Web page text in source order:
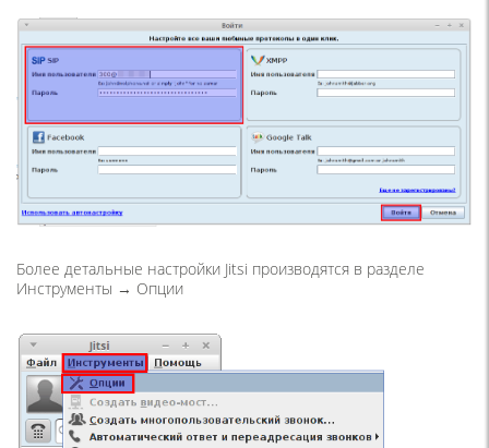
Более детальные настройки Jitsi производятся в разделе
Инструменты → Опции